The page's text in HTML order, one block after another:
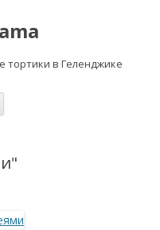
тортики в Геленджике